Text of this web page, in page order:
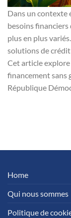
Dans un contexte
besoins
plus en plus
solutions de
Cet article
financement sans
République
Home
Qui nous sommes
Politique de